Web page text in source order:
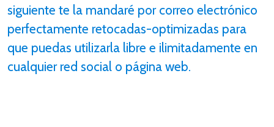
siguiente te la mandaré por correo electrónico
perfectamente retocadas-optimizadas para
que puedas utilizarla libre e ilimitadamente en
cualquier red social o página web.